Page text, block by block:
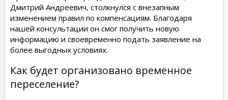
Дмитрий Андреевич, столкнулся с внезапным
изменением правил по компенсациям. Благодаря
нашей консультации он смог получить новую
информацию и своевременно подать заявление на
более выгодных условиях.
Как будет организовано временное
переселение?